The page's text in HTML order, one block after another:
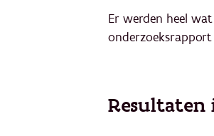
Er werden heel
Resultaten